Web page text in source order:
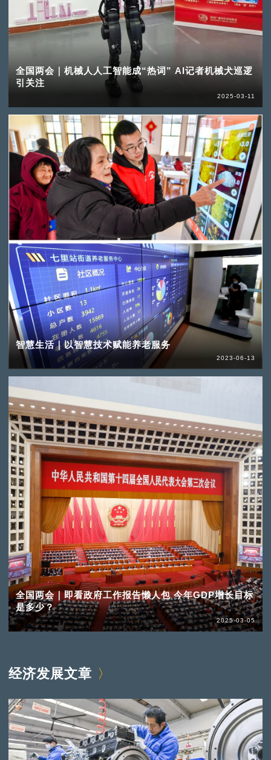
全国两会｜机械人人工智能成“热词” AI记者机械犬巡逻
引关注
2025-03-11
智慧生活｜以智慧技术赋能养老服务
2023-06-13
全国两会｜即看政府工作报告懒人包 今年GDP增长目标
是多少？
2025-03-05
经济发展文章